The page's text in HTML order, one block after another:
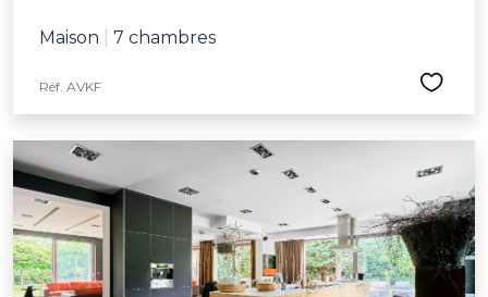
Maison 7 chambres
Réf. AVKF